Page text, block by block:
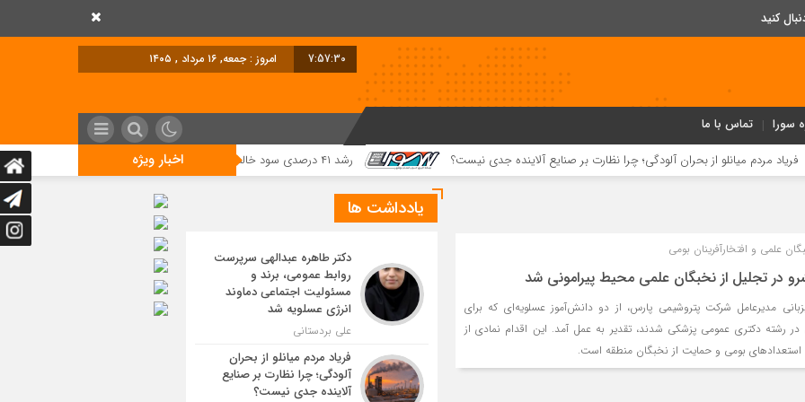
7:57:31 امروز : جمعه, ۱۶ مرداد , ۱۴۰۵
سورا تماس با ما
اخبار ویژه از بحران آلودگی؛ چرا نظارت بر صنایع آلاینده جدی نیست؟ رشد ۴۱ درصدی سود خالص پازارگاد؛ افزایش ۹ برابری سرمایه و تداوم مسیر تحول دیجیتال
علمی و افتخارآفرینان بومی
در تجلیل از نخبگان علمی محیط پیرامونی شد
مدیرعامل شرکت پتروشیمی پارس، از دو دانش‌آموز عسلویه‌ای که برای
در رشته دکتری عمومی پزشکی شدند، تقدیر به عمل آمد. این اقدام نمادی از
بومی و حمایت از نخبگان منطقه است.
یادداشت ها
دکتر طاهره عبدالهی سرپرست
روابط عمومی، برند و
مسئولیت اجتماعی دماوند
انرژی عسلویه شد
علی بردستانی
فریاد مردم میانلو از بحران
آلودگی؛ چرا نظارت بر صنایع
آلاینده جدی نیست؟